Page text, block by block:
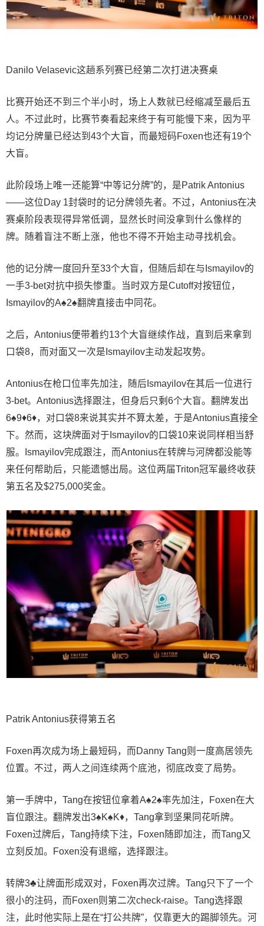
Danilo Velasevic这趟系列赛已经第二次打进决赛桌
比赛开始还不到三个半小时，场上人数就已经缩减至最后五
人。不过此时，比赛节奏看起来终于有可能慢下来，因为平
均记分牌量已经达到43个大盲，而最短码Foxen也还有19个
大盲。
此阶段场上唯一还能算“中等记分牌”的，是Patrik Antonius
——这位Day 1封袋时的记分牌领先者。不过，Antonius在决
赛桌阶段表现得异常低调，显然长时间没拿到什么像样的
牌。随着盲注不断上涨，他也不得不开始主动寻找机会。
他的记分牌一度回升至33个大盲，但随后却在与Ismayilov的
一手3-bet对抗中损失惨重。当时双方是Cutoff对按钮位，
Ismayilov的A♠2♠翻牌直接击中同花。
之后，Antonius便带着约13个大盲继续作战，直到后来拿到
口袋8，而对面又一次是Ismayilov主动发起攻势。
Antonius在枪口位率先加注，随后Ismayilov在其后一位进行
3-bet。Antonius选择跟注，但身后只剩6个大盲。翻牌发出
6♠9♦6♦，对口袋8来说其实并不算太差，于是Antonius直接全
下。然而，这块牌面对于Ismayilov的口袋10来说同样相当舒
服。Ismayilov完成跟注，而Antonius在转牌与河牌都没能等
来任何帮助后，只能遗憾出局。这位两届Triton冠军最终收获
第五名及$275,000奖金。
Patrik Antonius获得第五名
Foxen再次成为场上最短码，而Danny Tang则一度高居领先
位置。不过，两人之间连续两个底池，彻底改变了局势。
第一手牌中，Tang在按钮位拿着A♠2♠率先加注，Foxen在大
盲位跟注。翻牌发出3♠K♠K♦，Tang拿到坚果同花听牌。
Foxen过牌后，Tang持续下注，Foxen随即加注，而Tang又
立刻反加。Foxen没有退缩，选择跟注。
转牌3♣让牌面形成双对，Foxen再次过牌。Tang只下了一个
很小的注码，而Foxen则第二次check-raise。Tang选择跟
注，此时他实际上是在“打公共牌”，仅靠更大的踢脚领先。河